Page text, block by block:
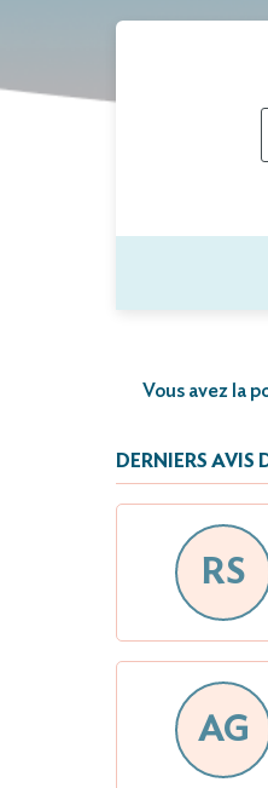
Vous avez la
DERNIERS AVIS
RS
AG